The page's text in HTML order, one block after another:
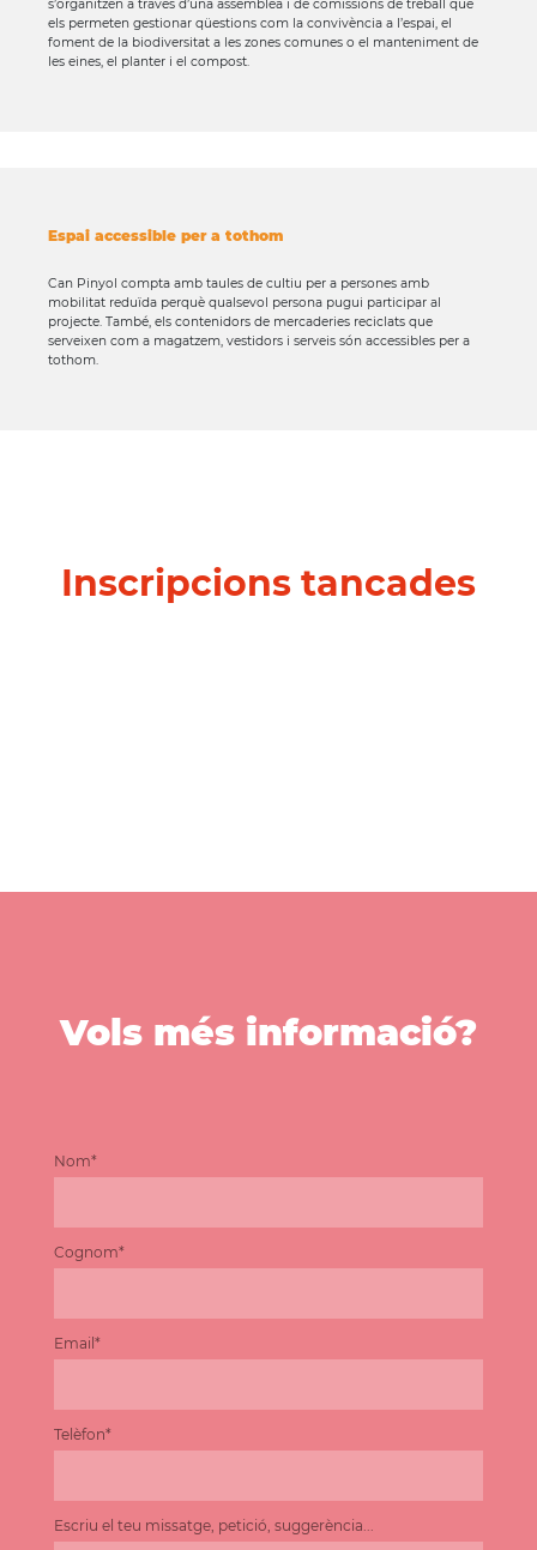
s’organitzen a través d’una assemblea i de comissions de treball que
els permeten gestionar qüestions com la convivència a l’espai, el
foment de la biodiversitat a les zones comunes o el manteniment de
les eines, el planter i el compost.
Espai accessible per a tothom
Can Pinyol compta amb taules de cultiu per a persones amb
mobilitat reduïda perquè qualsevol persona pugui participar al
projecte. També, els contenidors de mercaderies reciclats que
serveixen com a magatzem, vestidors i serveis són accessibles per a
tothom.
Inscripcions tancades
Vols més informació?
Nom*
Cognom*
Email*
Telèfon*
Escriu el teu missatge, petició, suggerència...